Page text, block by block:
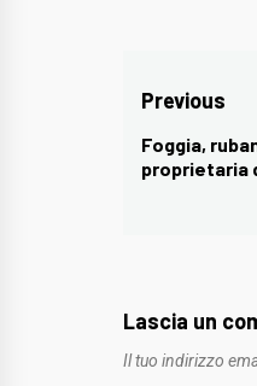
articoli
Previous
Previous
post:
Foggia,
proprietaria
Lascia un
Il tuo indirizzo